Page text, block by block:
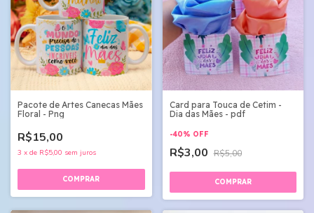
Pacote de Artes Canecas Mães
Floral - Png
R$15,00
3 x de R$5,00 sem juros
Card para Touca de Cetim -
Dia das Mães - pdf
-40% OFF
R$3,00 R$5,00